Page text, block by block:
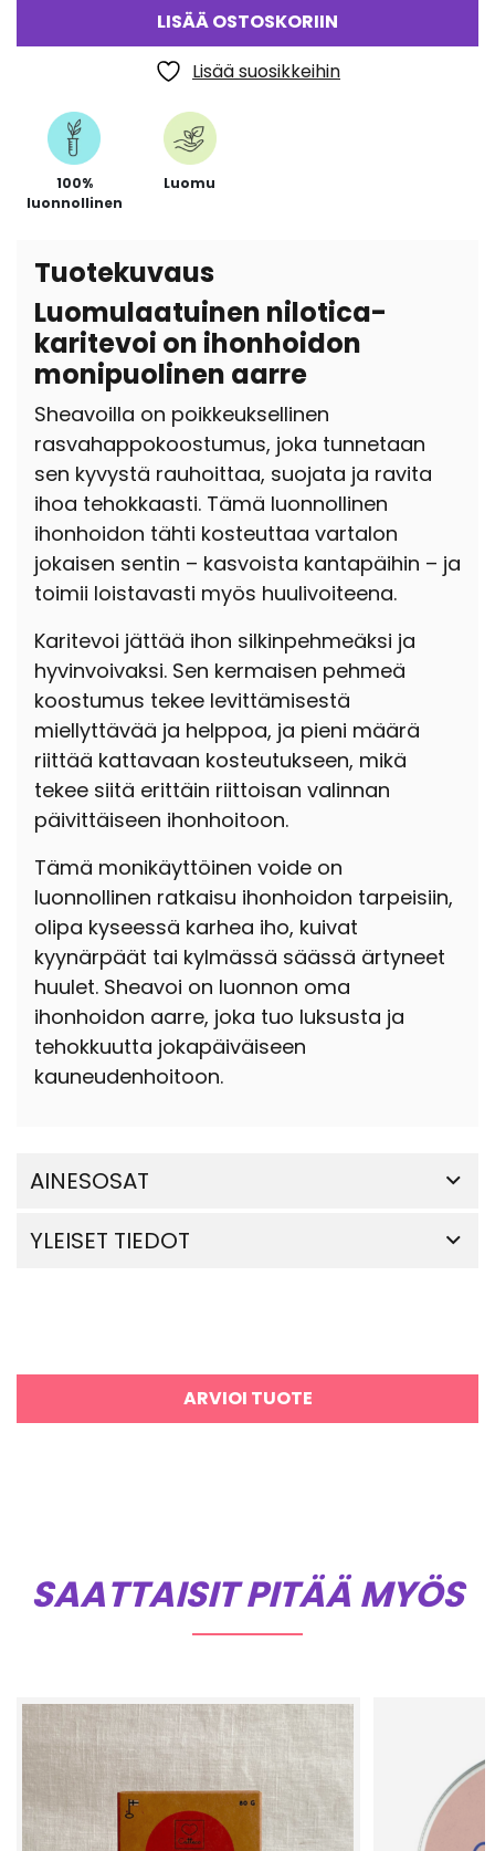
LISÄÄ OSTOSKORIIN
Lisää suosikkeihin
100%
luonnollinen
Luomu
Tuotekuvaus
Luomulaatuinen nilotica-
karitevoi on ihonhoidon
monipuolinen aarre
Sheavoilla on poikkeuksellinen
rasvahappokoostumus, joka tunnetaan
sen kyvystä rauhoittaa, suojata ja ravita
ihoa tehokkaasti. Tämä luonnollinen
ihonhoidon tähti kosteuttaa vartalon
jokaisen sentin – kasvoista kantapäihin – ja
toimii loistavasti myös huulivoiteena.
Karitevoi jättää ihon silkinpehmeäksi ja
hyvinvoivaksi. Sen kermaisen pehmeä
koostumus tekee levittämisestä
miellyttävää ja helppoa, ja pieni määrä
riittää kattavaan kosteutukseen, mikä
tekee siitä erittäin riittoisan valinnan
päivittäiseen ihonhoitoon.
Tämä monikäyttöinen voide on
luonnollinen ratkaisu ihonhoidon tarpeisiin,
olipa kyseessä karhea iho, kuivat
kyynärpäät tai kylmässä säässä ärtyneet
huulet. Sheavoi on luonnon oma
ihonhoidon aarre, joka tuo luksusta ja
tehokkuutta jokapäiväiseen
kauneudenhoitoon.
AINESOSAT
YLEISET TIEDOT
ARVIOI TUOTE
SAATTAISIT PITÄÄ MYÖS